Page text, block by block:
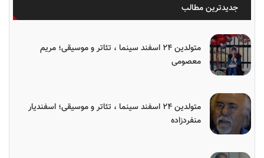
جدیدترین مطالب
متولدین ۲۴ اسفند سینما ، تئاتر و موسیقی؛ مریم
معصومی
متولدین ۲۴ اسفند سینما ، تئاتر و موسیقی؛ اسفندیار
منفردزاده